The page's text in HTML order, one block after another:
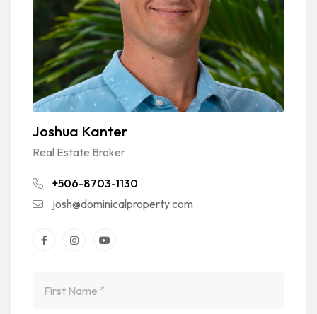
Joshua Kanter
Real Estate Broker
+506-8703-1130
josh@dominicalproperty.com